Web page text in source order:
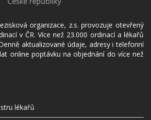
organizace, z.s. provozuje otevřený
v ČR. Více než 23.000 ordinací a lékařů
aktualizované údaje, adresy i telefonní
online poptávku na objednání do více než
lékařů